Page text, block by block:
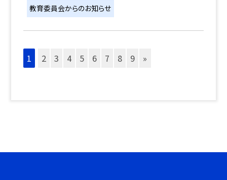
教育委員会からのお知らせ
1 2 3 4 5 6 7 8 9 »